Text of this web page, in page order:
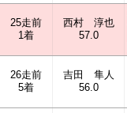
25走前
1着
西村 淳也
57.0
26走前
5着
吉田 隼人
56.0